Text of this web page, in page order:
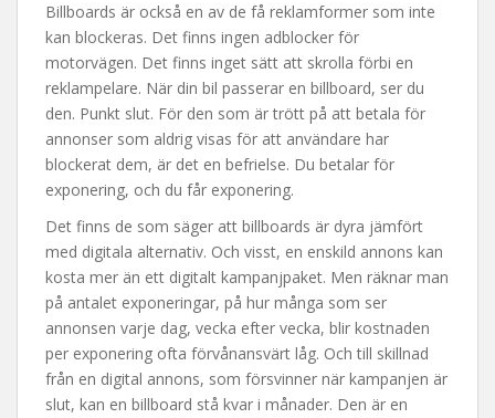
Billboards är också en av de få reklamformer som inte
kan blockeras. Det finns ingen adblocker för
motorvägen. Det finns inget sätt att skrolla förbi en
reklampelare. När din bil passerar en billboard, ser du
den. Punkt slut. För den som är trött på att betala för
annonser som aldrig visas för att användare har
blockerat dem, är det en befrielse. Du betalar för
exponering, och du får exponering.
Det finns de som säger att billboards är dyra jämfört
med digitala alternativ. Och visst, en enskild annons kan
kosta mer än ett digitalt kampanjpaket. Men räknar man
på antalet exponeringar, på hur många som ser
annonsen varje dag, vecka efter vecka, blir kostnaden
per exponering ofta förvånansvärt låg. Och till skillnad
från en digital annons, som försvinner när kampanjen är
slut, kan en billboard stå kvar i månader. Den är en